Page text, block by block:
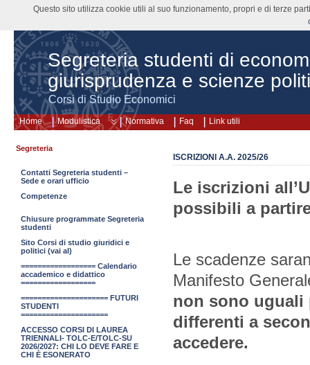
Segreteria studenti di
giurisprudenza e scienze
Corsi di Studio Economici
Home Modulistica Normativa Faq Link utili
ISCRIZIONI A.A. 2025/26
Le iscrizioni
possibili a
Le scadenze
Manifesto
non sono uguali
differenti a
accedere.
Segreteria
Contatti Segreteria studenti –
Sede e orari ufficio
Competenze
Chiusure programmate Segreteria
studenti
Sito Corsi di studio giuridici e
politici (vai al)
================== Calendario
accademico e didattico
==================
===================== FUTURI
STUDENTI
=====================
ACCESSO CORSI DI LAUREA
TRIENNALI- TOLC-E/TOLC-SU
2026/2027: CHI LO DEVE FARE E
CHI È ESONERATO
Questo sito utilizza cookie utili al suo funzionamento, propri e di terze